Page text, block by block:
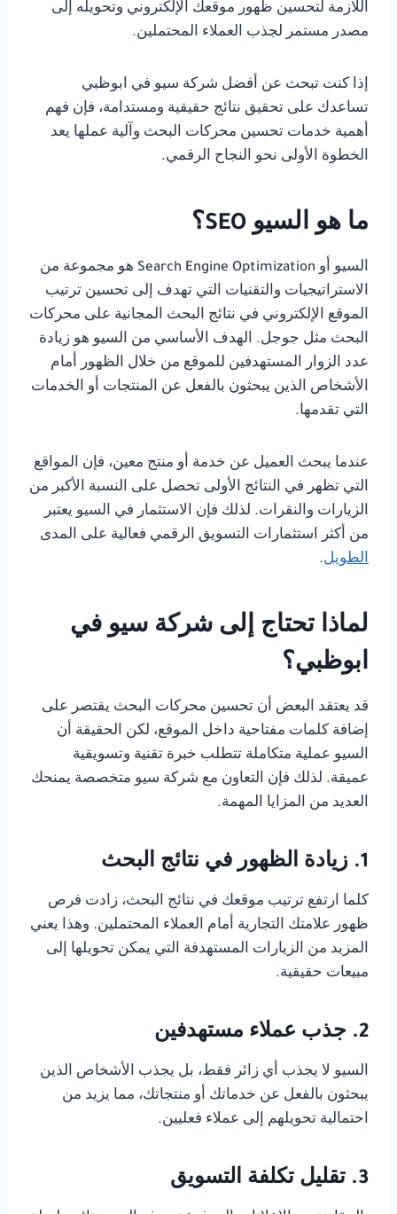
اللازمة لتحسين ظهور موقعك الإلكتروني وتحويله إلى
مصدر مستمر لجذب العملاء المحتملين.
إذا كنت تبحث عن أفضل شركة سيو في ابوظبي
تساعدك على تحقيق نتائج حقيقية ومستدامة، فإن فهم
أهمية خدمات تحسين محركات البحث وآلية عملها يعد
الخطوة الأولى نحو النجاح الرقمي.
ما هو السيو SEO؟
السيو أو Search Engine Optimization هو مجموعة من
الاستراتيجيات والتقنيات التي تهدف إلى تحسين ترتيب
الموقع الإلكتروني في نتائج البحث المجانية على محركات
البحث مثل جوجل. الهدف الأساسي من السيو هو زيادة
عدد الزوار المستهدفين للموقع من خلال الظهور أمام
الأشخاص الذين يبحثون بالفعل عن المنتجات أو الخدمات
التي تقدمها.
عندما يبحث العميل عن خدمة أو منتج معين، فإن المواقع
التي تظهر في النتائج الأولى تحصل على النسبة الأكبر من
الزيارات والنقرات. لذلك فإن الاستثمار في السيو يعتبر
من أكثر استثمارات التسويق الرقمي فعالية على المدى
الطويل.
لماذا تحتاج إلى شركة سيو في
ابوظبي؟
قد يعتقد البعض أن تحسين محركات البحث يقتصر على
إضافة كلمات مفتاحية داخل الموقع، لكن الحقيقة أن
السيو عملية متكاملة تتطلب خبرة تقنية وتسويقية
عميقة. لذلك فإن التعاون مع شركة سيو متخصصة يمنحك
العديد من المزايا المهمة.
1. زيادة الظهور في نتائج البحث
كلما ارتفع ترتيب موقعك في نتائج البحث، زادت فرص
ظهور علامتك التجارية أمام العملاء المحتملين. وهذا يعني
المزيد من الزيارات المستهدفة التي يمكن تحويلها إلى
مبيعات حقيقية.
2. جذب عملاء مستهدفين
السيو لا يجذب أي زائر فقط، بل يجذب الأشخاص الذين
يبحثون بالفعل عن خدماتك أو منتجاتك، مما يزيد من
احتمالية تحويلهم إلى عملاء فعليين.
3. تقليل تكلفة التسويق